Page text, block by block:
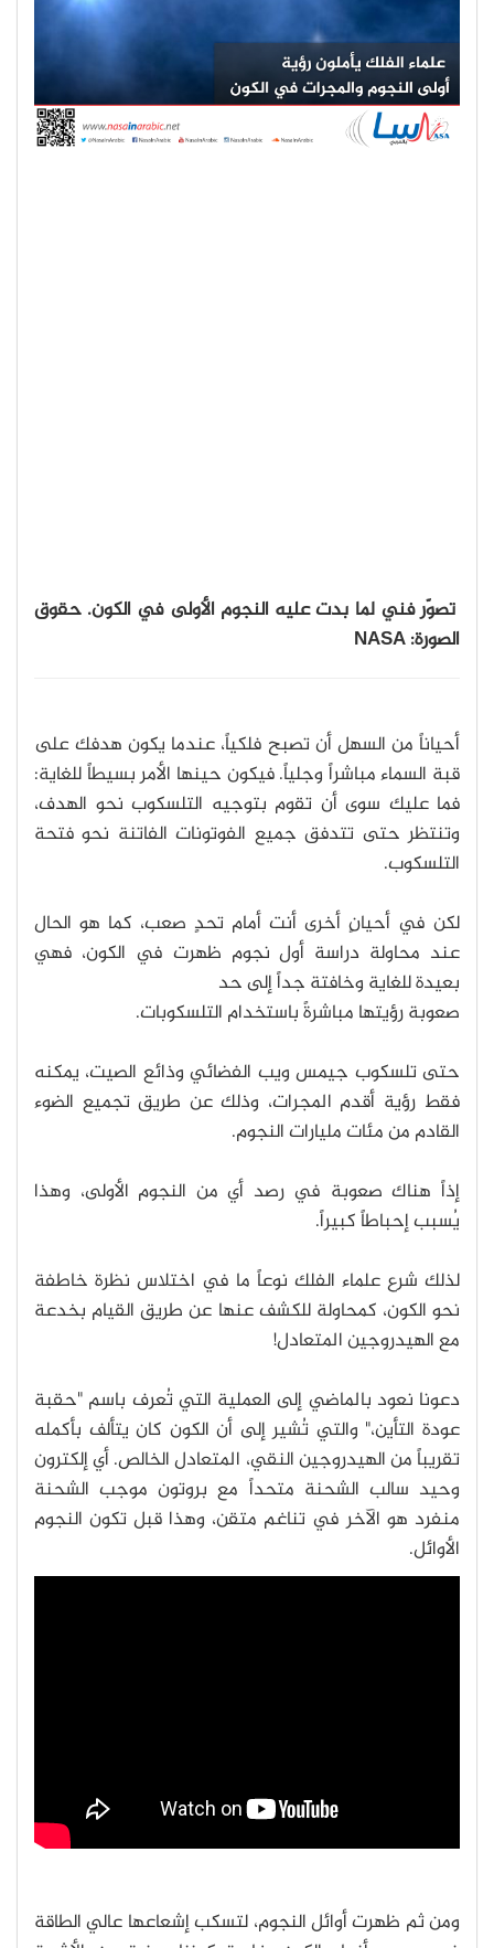
تصوّر فني لما بدت عليه النجوم الأولى في الكون. حقوق
الصورة: NASA
أحياناً من السهل أن تصبح فلكياً، عندما يكون هدفك على
قبة السماء مباشراً وجلياً. فيكون حينها الأمر بسيطاً للغاية:
فما عليك سوى أن تقوم بتوجيه التلسكوب نحو الهدف،
وتنتظر حتى تتدفق جميع الفوتونات الفاتنة نحو فتحة
التلسكوب.
لكن في أحيانٍ أخرى أنت أمام تحدٍ صعب، كما هو الحال
عند محاولة دراسة أول نجوم ظهرت في الكون، فهي
بعيدة للغاية وخافتة جداً إلى حد
صعوبة رؤيتها مباشرةً باستخدام التلسكوبات.
حتى تلسكوب جيمس ويب الفضائي وذائع الصيت، يمكنه
فقط رؤية أقدم المجرات، وذلك عن طريق تجميع الضوء
القادم من مئات مليارات النجوم.
إذاً هناك صعوبة في رصد أي من النجوم الأولى، وهذا
يُسبب إحباطاً كبيراً.
لذلك شرع علماء الفلك نوعاً ما في اختلاس نظرة خاطفة
نحو الكون، كمحاولة للكشف عنها عن طريق القيام بخدعة
مع الهيدروجين المتعادل!
دعونا نعود بالماضي إلى العملية التي تُعرف باسم "حقبة
عودة التأين،" والتي تُشير إلى أن الكون كان يتألف بأكمله
تقريباً من الهيدروجين النقي، المتعادل الخالص. أي إلكترون
وحيد سالب الشحنة متحداً مع بروتون موجب الشحنة
منفرد هو الآخر في تناغم متقن، وهذا قبل تكون النجوم
الأوائل.
ومن ثم ظهرت أوائل النجوم، لتسكب إشعاعها عالي الطاقة